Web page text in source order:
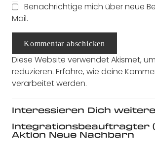
Benachrichtige mich über neue
Mail.
Kommentar abschicken
Diese Website verwendet Akismet,
reduzieren. Erfahre, wie deine
verarbeitet werden.
Interessieren Dich
Integrationsbeauftragter
Aktion Neue Nachbarn